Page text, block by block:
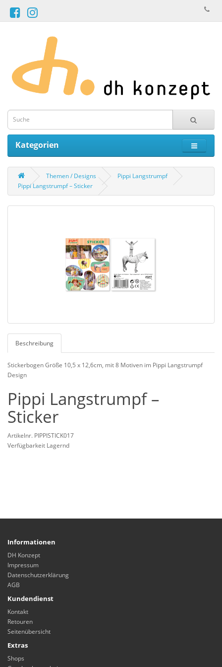
Kategorien
Themen / Designs
Pippi Langstrumpf
Pippi Langstrumpf – Sticker
Beschreibung
Stickerbogen Größe 10,5 x 12,6cm, mit 8 Motiven im Pippi Langstrumpf
Design
Pippi Langstrumpf –
Sticker
Artikelnr. PIPPISTICK017
Verfügbarkeit Lagernd
Informationen
DH Konzept
Impressum
Datenschutzerklärung
AGB
Kundendienst
Kontakt
Retouren
Seitenübersicht
Extras
Shops